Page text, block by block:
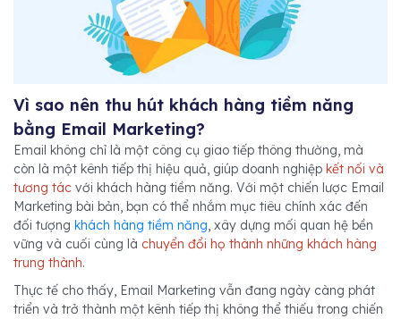
Vì sao nên thu hút khách hàng tiềm năng
bằng Email Marketing?
Email không chỉ là một công cụ giao tiếp thông thường, mà
còn là một kênh tiếp thị hiệu quả, giúp doanh nghiệp kết nối và
tương tác với khách hàng tiềm năng. Với một chiến lược Email
Marketing bài bản, bạn có thể nhắm mục tiêu chính xác đến
đối tượng khách hàng tiềm năng, xây dựng mối quan hệ bền
vững và cuối cùng là chuyển đổi họ thành những khách hàng
trung thành.
Thực tế cho thấy, Email Marketing vẫn đang ngày càng phát
triển và trở thành một kênh tiếp thị không thể thiếu trong chiến